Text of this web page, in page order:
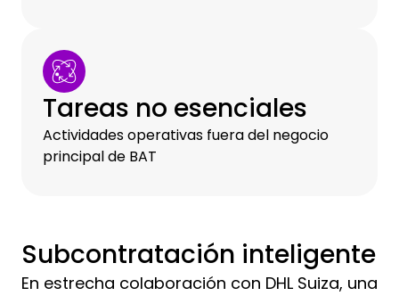
Tareas no esenciales
Actividades operativas fuera del negocio
principal de BAT
Subcontratación inteligente
En estrecha colaboración con DHL Suiza, una